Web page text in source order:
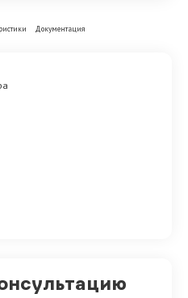
Документация